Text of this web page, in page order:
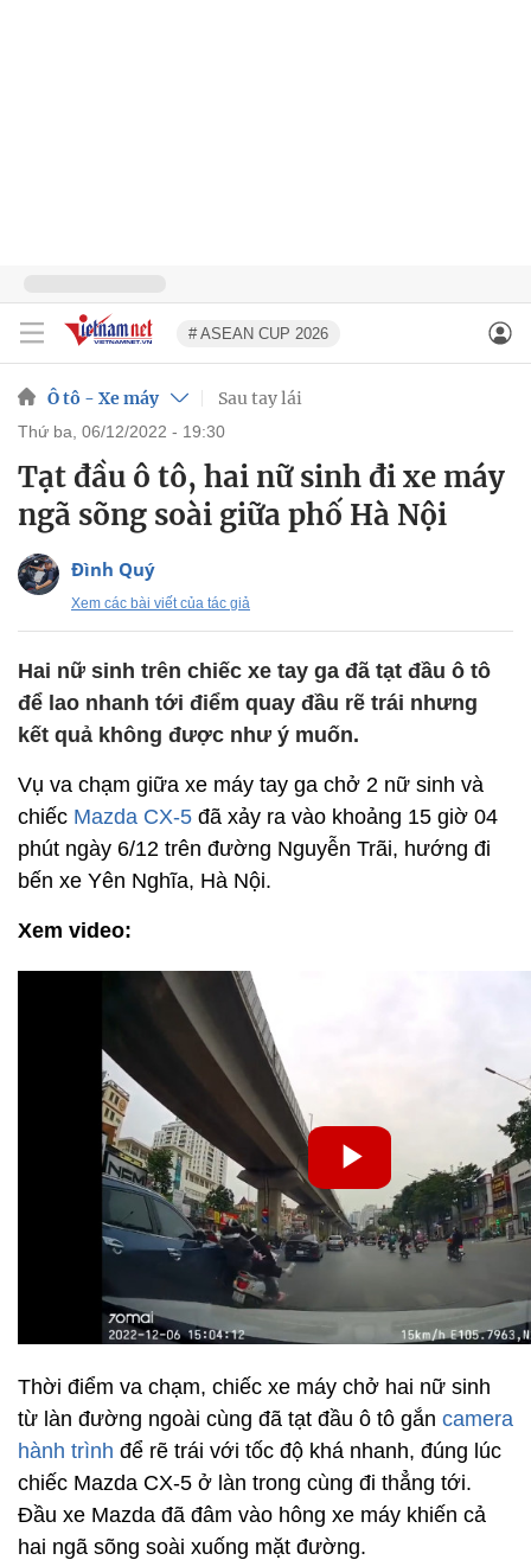
# ASEAN CUP 2026
Ô tô - Xe máy Sau tay lái
thứ ba, 06/12/2022 - 19:30
Tạt đầu ô tô, hai nữ sinh đi xe máy
ngã sõng soài giữa phố Hà Nội
Đình Quý
Xem các bài viết của tác giả
Hai nữ sinh trên chiếc xe tay ga đã tạt đầu ô tô
để lao nhanh tới điểm quay đầu rẽ trái nhưng
kết quả không được như ý muốn.
Vụ va chạm giữa xe máy tay ga chở 2 nữ sinh và
chiếc Mazda CX-5 đã xảy ra vào khoảng 15 giờ 04
phút ngày 6/12 trên đường Nguyễn Trãi, hướng đi
bến xe Yên Nghĩa, Hà Nội.
Xem video:
Thời điểm va chạm, chiếc xe máy chở hai nữ sinh
từ làn đường ngoài cùng đã tạt đầu ô tô gắn camera
hành trình để rẽ trái với tốc độ khá nhanh, đúng lúc
chiếc Mazda CX-5 ở làn trong cùng đi thẳng tới.
Đầu xe Mazda đã đâm vào hông xe máy khiến cả
hai ngã sõng soài xuống mặt đường.